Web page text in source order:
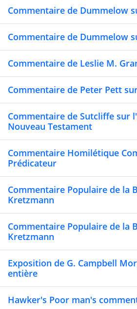
Commentaire de Dummelow
Commentaire de Dummelow
Commentaire de Leslie M.
Commentaire de Peter Pett
Commentaire de Sutcliffe sur
Nouveau Testament
Commentaire Homilétique
Prédicateur
Commentaire Populaire de la
Kretzmann
Commentaire Populaire de la
Kretzmann
Exposition de G. Campbell
entière
Hawker's Poor man's